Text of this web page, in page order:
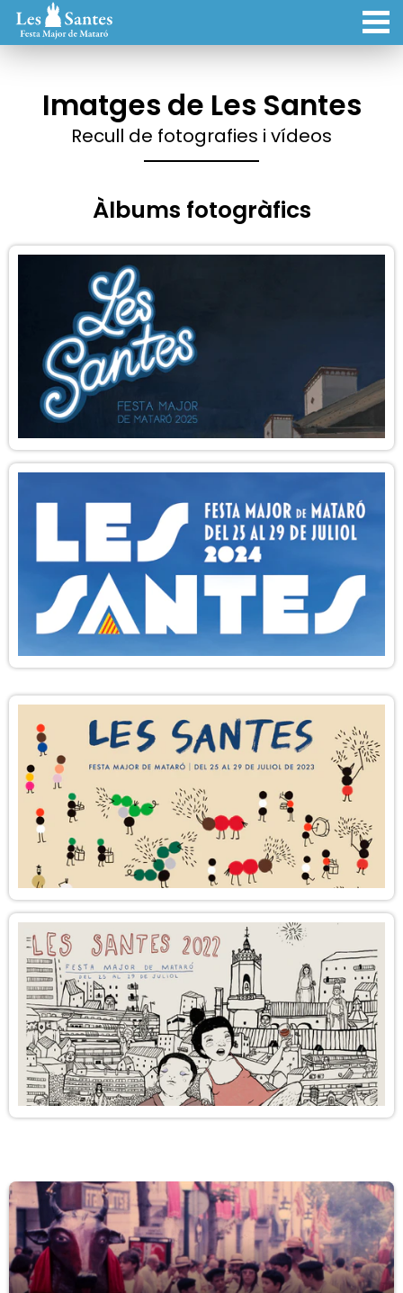
Imatges de Les Santes
Recull de fotografies i vídeos
Àlbums fotogràfics